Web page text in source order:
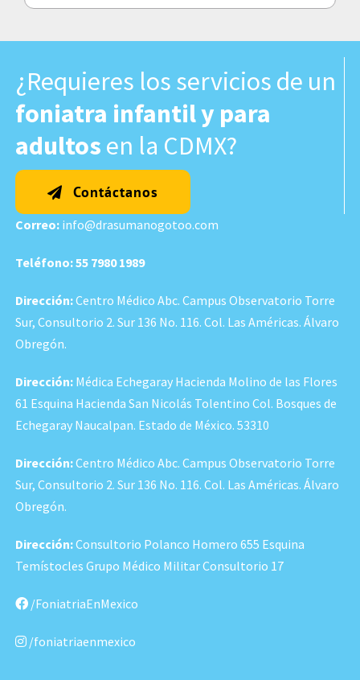
¿Requieres los servicios de un
foniatra infantil y para
adultos en la CDMX?
Contáctanos
Correo: info@drasumanogotoo.com
Teléfono:55 7980 1989
Dirección:Centro Médico Abc. Campus Observatorio Torre
Sur, Consultorio 2. Sur 136 No. 116. Col. Las Américas. Álvaro
Obregón.
Dirección: Médica Echegaray Hacienda Molino de las Flores
61 Esquina Hacienda San Nicolás Tolentino Col. Bosques de
Echegaray Naucalpan. Estado de México. 53310
Dirección:Centro Médico Abc. Campus Observatorio Torre
Sur, Consultorio 2. Sur 136 No. 116. Col. Las Américas. Álvaro
Obregón.
Dirección:Consultorio Polanco Homero 655 Esquina
Temístocles Grupo Médico Militar Consultorio 17
/FoniatriaEnMexico
/foniatriaenmexico